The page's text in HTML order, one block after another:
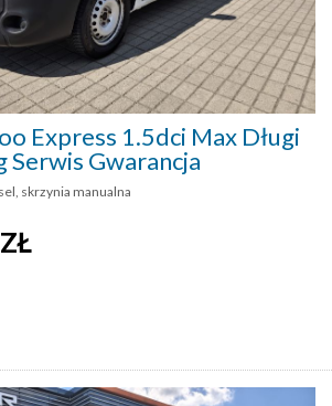
Express 1.5dci Max Długi
Serwis Gwarancja
skrzynia manualna